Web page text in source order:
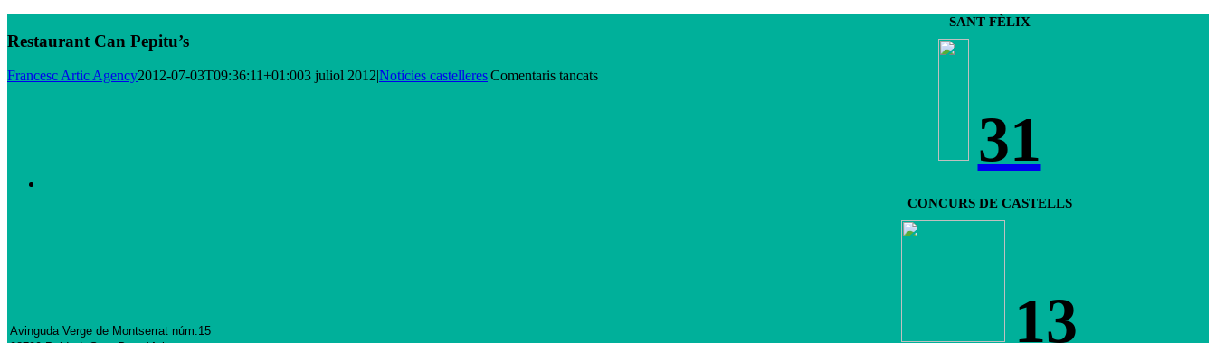
Restaurant Can Pepitu’s
Francesc Artic Agency2012-07-03T09:36:11+01:003 juliol 2012|Notícies castelleres|Comentaris tancatsa
Avinguda Verge de Montserrat núm.15
SANT FÈLIX
31
CONCURS DE CASTELLS
13